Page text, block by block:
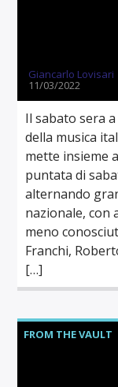
Giancarlo Lovisari
11/03/2022
Il sabato sera
della musica
mette insieme
puntata di
alternando
nazionale, con
meno
Franchi,
[…]
FROM THE VAULT